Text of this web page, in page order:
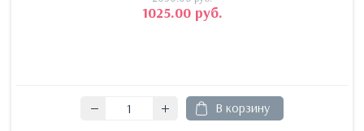
1025.00руб.
В корзину